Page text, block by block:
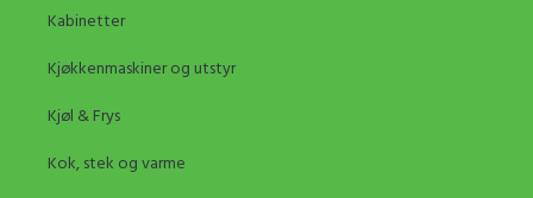
Kabinetter
Kjøkkenmaskiner og utstyr
Kjøl & Frys
Kok, stek og varme